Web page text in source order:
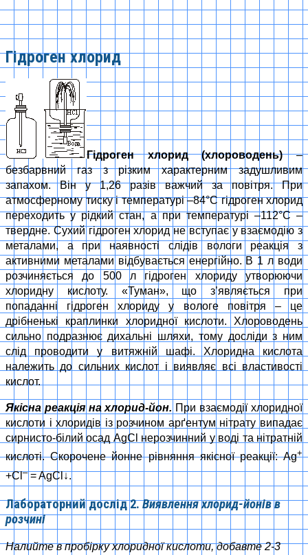
Гідроген хлорид
Гідроген хлорид (хлороводень)–
безбарвний газ з різким характерним задушливим
запахом. Він у 1,26 разів важчий за повітря. При
атмосферному тиску і температурі –84°С гідроген хлорид
переходить у рідкий стан, а при температурі –112°С –
твердне. Сухий гідроген хлорид не вступає у взаємодію з
металами, а при наявності слідів вологи реакція з
активними металами відбувається енергійно. В 1 л води
розчиняється до 500 л гідроген хлориду утворюючи
хлоридну кислоту. «Туман», що з’являється при
попаданні гідроген хлориду у вологе повітря – це
дрібненькі краплинки хлоридної кислоти. Хлороводень
сильно подразнює дихальні шляхи, тому досліди з ним
слід проводити у витяжній шафі. Хлоридна кислота
належить до сильних кислот і виявляє всі властивості
кислот.
Якісна реакція на хлорид-йон. При взаємодії хлоридної
кислоти і хлоридів із розчином арґентум нітрату випадає
сирнисто-білий осад AgCl нерозчинний у воді та нітратній
кислоті. Скорочене йонне рівняння якісної реакції: Ag+
+Cl–= AgCl↓.
Лабораторний дослід 2.Виявлення хлорид-йонів в
розчині
Налийте в пробірку хлоридної кислоти, добавте 2-3